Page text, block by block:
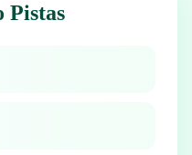
Pistas